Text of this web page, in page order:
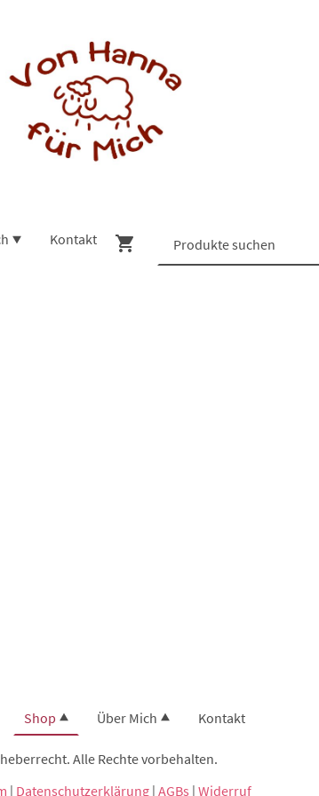
Kontakt
Shop Über Mich Kontakt
Alle Rechte vorbehalten.
| Datenschutzerklärung| AGBs | Widerruf